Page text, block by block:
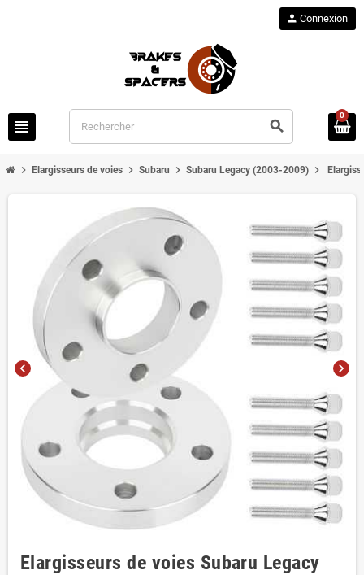
view_headline search
person Connexion
0
chevron_right Elargisseurs de voies chevron_right Subaru chevron_right Subaru Legacy (2003-2009) chevron_right
chevron_left chevron_right
Elargisseurs de voies Subaru Legacy